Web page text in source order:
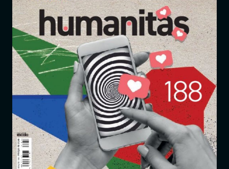
Revistas
Jornais
Notícias
Entrar